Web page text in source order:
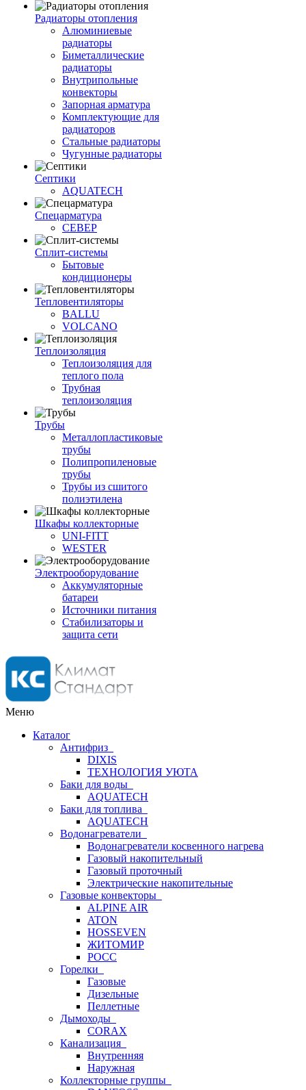
Радиаторы отопления
Алюминиевые
радиаторы
Биметаллические
радиаторы
Внутрипольные
конвекторы
Запорная арматура
Комплектующие для
радиаторов
Стальные радиаторы
Чугунные радиаторы
Септики
AQUATECH
Спецарматура
СЕВЕР
Сплит-системы
Бытовые
кондиционеры
Тепловентиляторы
BALLU
VOLCANO
Теплоизоляция
Теплоизоляция для
теплого пола
Трубная
теплоизоляция
Трубы
Металлопластиковые
трубы
Полипропиленовые
трубы
Трубы из сшитого
полиэтилена
Шкафы коллекторные
UNI-FITT
WESTER
Электрооборудование
Аккумуляторные
батареи
Источники питания
Стабилизаторы и
защита сети
Меню
Каталог
Антифриз
DIXIS
ТЕХНОЛОГИЯ УЮТА
Баки для воды
AQUATECH
Баки для топлива
AQUATECH
Водонагреватели
Водонагреватели косвенного нагрева
Газовый накопительный
Газовый проточный
Электрические накопительные
Газовые конвекторы
ALPINE AIR
ATON
HOSSEVEN
ЖИТОМИР
РОСС
Горелки
Газовые
Дизельные
Пеллетные
Дымоходы
CORAX
Канализация
Внутренняя
Наружная
Коллекторные группы